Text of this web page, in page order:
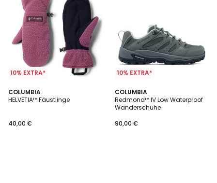
10% EXTRA*
COLUMBIA
HELVETIA™ Fäustlinge
€.
40,00 €
10% EXTRA*
COLUMBIA
Redmond™ IV Low Waterproof
Wanderschuhe
90,00 €